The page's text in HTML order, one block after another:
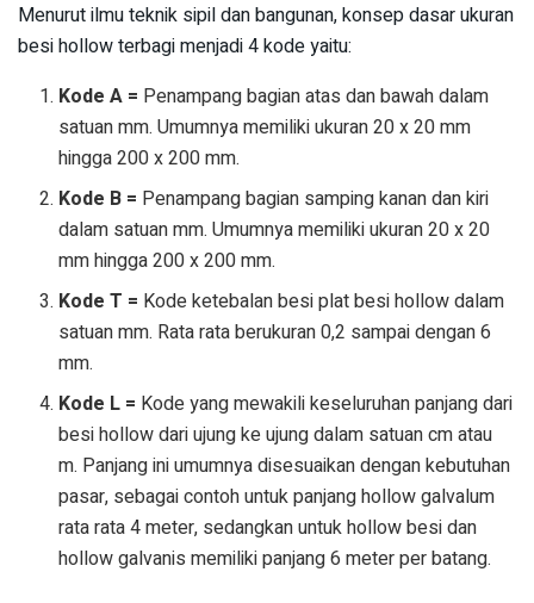
Menurut ilmu teknik sipil dan bangunan, konsep dasar ukuran
besi hollow terbagi menjadi 4 kode yaitu:
Kode A = Penampang bagian atas dan bawah dalam
satuan mm. Umumnya memiliki ukuran 20 x 20 mm
hingga 200 x 200 mm.
Kode B = Penampang bagian samping kanan dan kiri
dalam satuan mm. Umumnya memiliki ukuran 20 x 20
mm hingga 200 x 200 mm.
Kode T = Kode ketebalan besi plat besi hollow dalam
satuan mm. Rata rata berukuran 0,2 sampai dengan 6
mm.
Kode L = Kode yang mewakili keseluruhan panjang dari
besi hollow dari ujung ke ujung dalam satuan cm atau
m. Panjang ini umumnya disesuaikan dengan kebutuhan
pasar, sebagai contoh untuk panjang hollow galvalum
rata rata 4 meter, sedangkan untuk hollow besi dan
hollow galvanis memiliki panjang 6 meter per batang.